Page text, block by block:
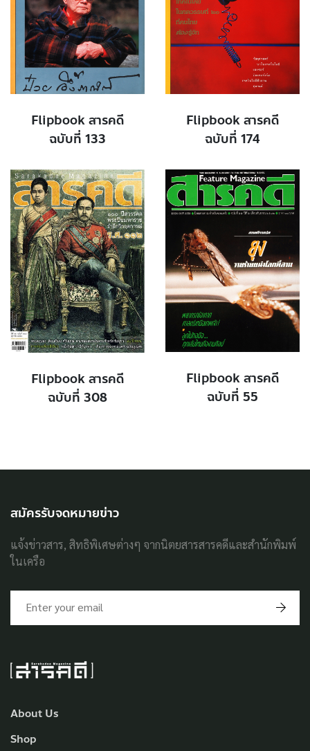
Flipbook สารคดี
ฉบับที่ 133
Flipbook สารคดี
ฉบับที่ 174
Flipbook สารคดี
ฉบับที่ 308
Flipbook สารคดี
ฉบับที่ 55
About Us
Shop
สมัครรับจดหมายข่าว
แจ้งข่าวสาร, สิทธิพิเศษต่างๆ จากนิตยสารสารคดีและสำนักพิมพ์
ในเครือ